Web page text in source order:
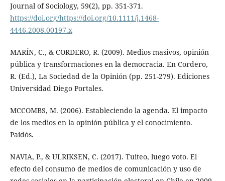
Journal of Sociology, 59(2), pp. 351-371.
https://doi.org/https://doi.org/10.1111/j.1468-
4446.2008.00197.x
MARÍN, C., & CORDERO, R. (2009). Medios masivos, opinión
pública y transformaciones en la democracia. En Cordero,
R. (Ed.), La Sociedad de la Opinión (pp. 251-279). Ediciones
Universidad Diego Portales.
MCCOMBS, M. (2006). Estableciendo la agenda. El impacto
de los medios en la opinión pública y el conocimiento.
Paidós.
NAVIA, P., & ULRIKSEN, C. (2017). Tuiteo, luego voto. El
efecto del consumo de medios de comunicación y uso de